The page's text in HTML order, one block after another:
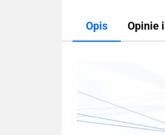
Opis Opinie